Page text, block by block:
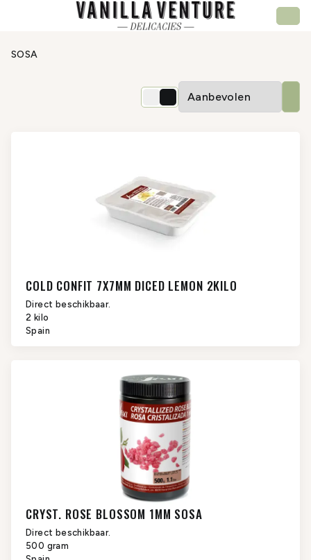
SOSA
COLD CONFIT 7X7MM DICED LEMON 2KILO
Direct beschikbaar.
2 kilo
Spain
CRYST. ROSE BLOSSOM 1MM SOSA
Direct beschikbaar.
500 gram